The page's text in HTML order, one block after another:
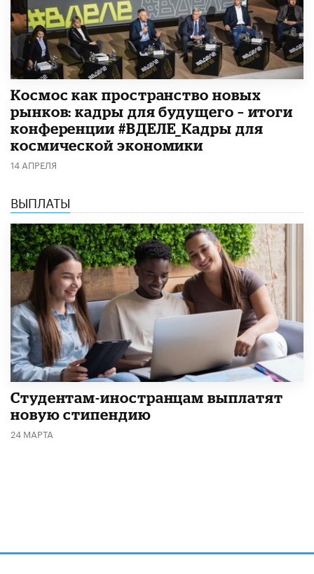
Космос как пространство новых
рынков: кадры для будущего – итоги
конференции #ВДЕЛЕ_Кадры для
космической экономики
14 АПРЕЛЯ
ВЫПЛАТЫ
Студентам-иностранцам выплатят
новую стипендию
24 МАРТА